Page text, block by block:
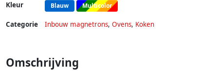
Kleur Blauw Multicolor
Categorie Inbouw magnetrons, Ovens, Koken
Omschrijving